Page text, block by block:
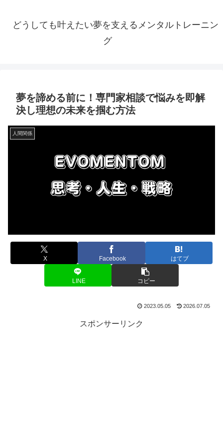
どうしても叶えたい夢を支えるメンタルトレーニン
グ
夢を諦める前に！専門家相談で悩みを即解
決し理想の未来を掴む方法
人間関係
X Facebook はてブ
LINE コピー
2023.05.05 2026.07.05
スポンサーリンク